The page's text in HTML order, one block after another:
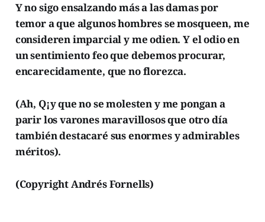
Y no sigo ensalzando más a las damas por
temor a que algunos hombres se mosqueen, me
consideren imparcial y me odien. Y el odio en
un sentimiento feo que debemos procurar,
encarecidamente, que no florezca.
(Ah, Q¡y que no se molesten y me pongan a
parir los varones maravillosos que otro día
también destacaré sus enormes y admirables
méritos).
(Copyright Andrés Fornells)